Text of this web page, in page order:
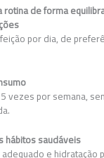
rotina de forma
por dia, de
vezes por semana,
hábitos saudáveis
e hidratação